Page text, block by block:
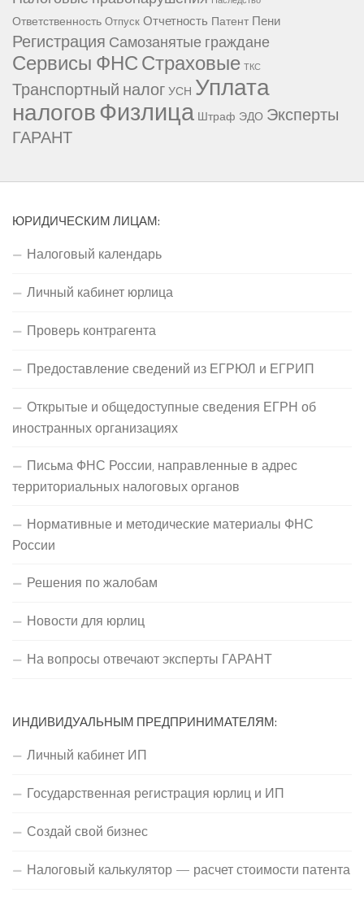
Ответственность Отпуск Отчетность Патент Пени
Регистрация Самозанятые граждане
Сервисы ФНССтраховые ТКС
Транспортный налогУСН Уплата
налоговФизлица Штраф ЭДО Эксперты
ГАРАНТ
ЮРИДИЧЕСКИМ ЛИЦАМ:
Налоговый календарь
Личный кабинет юрлица
Проверь контрагента
Предоставление сведений из ЕГРЮЛ и ЕГРИП
Открытые и общедоступные сведения ЕГРН об
иностранных организациях
Письма ФНС России, направленные в адрес
территориальных налоговых органов
Нормативные и методические материалы ФНС
России
Решения по жалобам
Новости для юрлиц
На вопросы отвечают эксперты ГАРАНТ
ИНДИВИДУАЛЬНЫМ ПРЕДПРИНИМАТЕЛЯМ:
Личный кабинет ИП
Государственная регистрация юрлиц и ИП
Создай свой бизнес
Налоговый калькулятор — расчет стоимости патента